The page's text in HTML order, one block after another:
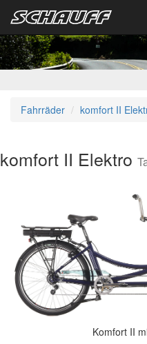
Fahrräder komfort II
komfort II Elektro
Komfort II